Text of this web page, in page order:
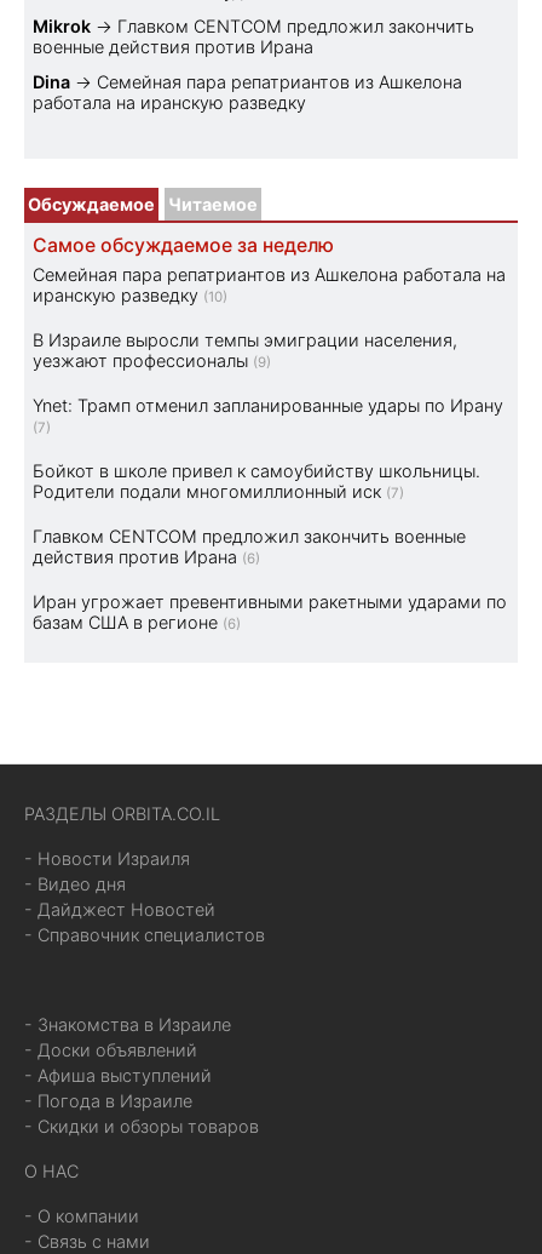
Mikrok → Главком CENTCOM предложил закончить
военные действия против Ирана
Dina → Семейная пара репатриантов из Ашкелона
работала на иранскую разведку
Обсуждаемое Читаемое
Самое обсуждаемое за неделю
Семейная пара репатриантов из Ашкелона работала на
иранскую разведку (10)
В Израиле выросли темпы эмиграции населения,
уезжают профессионалы (9)
Ynet: Трамп отменил запланированные удары по Ирану
(7)
Бойкот в школе привел к самоубийству школьницы.
Родители подали многомиллионный иск (7)
Главком CENTCOM предложил закончить военные
действия против Ирана (6)
Иран угрожает превентивными ракетными ударами по
базам США в регионе (6)
РАЗДЕЛЫ ORBITA.CO.IL
- Новости Израиля
- Видео дня
- Дайджест Новостей
- Справочник специалистов
- Знакомства в Израиле
- Доски объявлений
- Афиша выступлений
- Погода в Израиле
- Скидки и обзоры товаров
О НАС
- О компании
- Связь с нами